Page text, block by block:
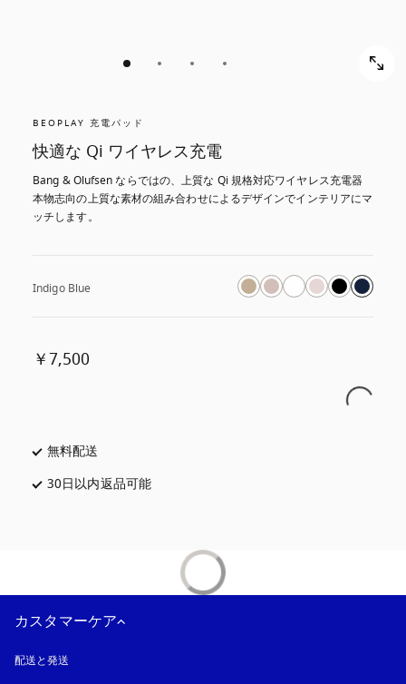
BEOPLAY 充電パッド
快適な Qi ワイヤレス充電
Bang & Olufsen ならではの、上質な Qi 規格対応ワイヤレス充電器
本物志向の上質な素材の組み合わせによるデザインでインテリアにマ
ッチします。
Indigo Blue
￥7,500
無料配送
30日以内返品可能新しいタブに表示されます
カスタマーケア
配送と発送